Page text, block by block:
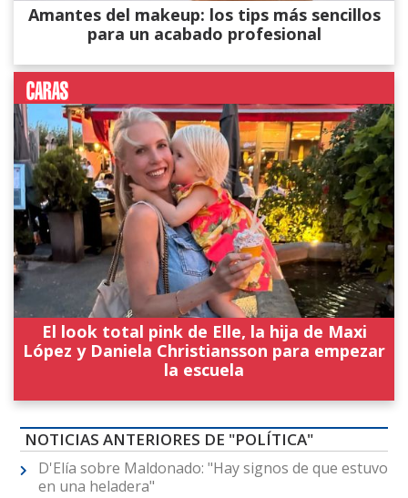
Amantes del makeup: los tips más sencillos
para un acabado profesional
El look total pink de Elle, la hija de Maxi
López y Daniela Christiansson para empezar
la escuela
NOTICIAS ANTERIORES DE "POLÍTICA"
D'Elía sobre Maldonado: "Hay signos de que estuvo
en una heladera"